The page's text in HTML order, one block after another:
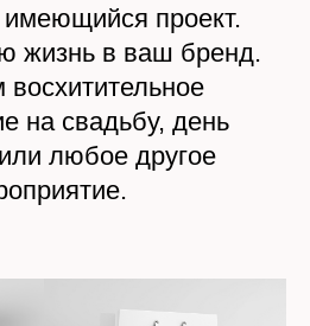
проект.
жизнь в ваш бренд.
на свадьбу, день
любое другое